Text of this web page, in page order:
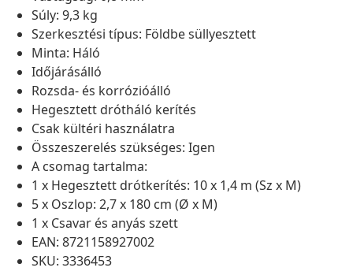
Súly: 9,3 kg
Szerkesztési típus: Földbe süllyesztett
Minta: Háló
Időjárásálló
Rozsda- és korrózióálló
Hegesztett drótháló kerítés
Csak kültéri használatra
Összeszerelés szükséges: Igen
A csomag tartalma:
1 x Hegesztett drótkerítés: 10 x 1,4 m (Sz x M)
5 x Oszlop: 2,7 x 180 cm (Ø x M)
1 x Csavar és anyás szett
EAN: 8721158927002
SKU: 3336453